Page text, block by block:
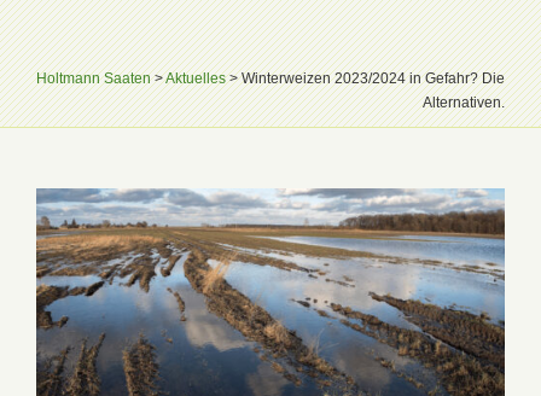
Holtmann Saaten>Aktuelles>Winterweizen 2023/2024 in Gefahr? Die
Alternativen.